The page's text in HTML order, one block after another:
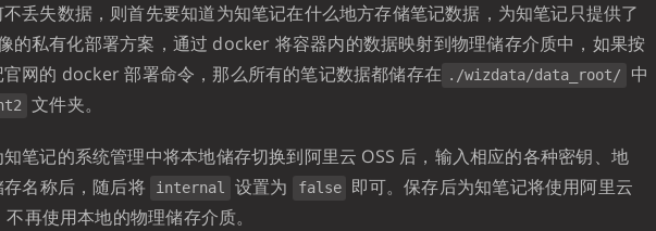
丢失数据，则首先要知道为知笔记在什么地方存储笔记数据，为知笔记只提供了
的私有化部署方案，通过 docker 将容器内的数据映射到物理储存介质中，如果按
网的 docker 部署命令，那么所有的笔记数据都储存在 ./wizdata/data_root/
中
文件夹。
笔记的系统管理中将本地储存切换到阿里云 OSS 后，输入相应的各种密钥、地
名称后，随后将
internal 设置为 false
即可。保存后为知笔记将使用阿里云
不再使用本地的物理储存介质。